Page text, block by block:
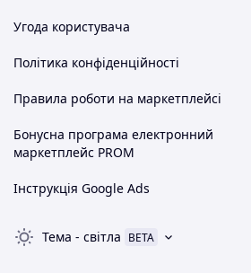
Угода користувача
Політика конфіденційності
Правила роботи на маркетплейсі
Бонусна програма електронний
маркетплейс PROM
Інструкція Google Ads
Тема - світла BETA